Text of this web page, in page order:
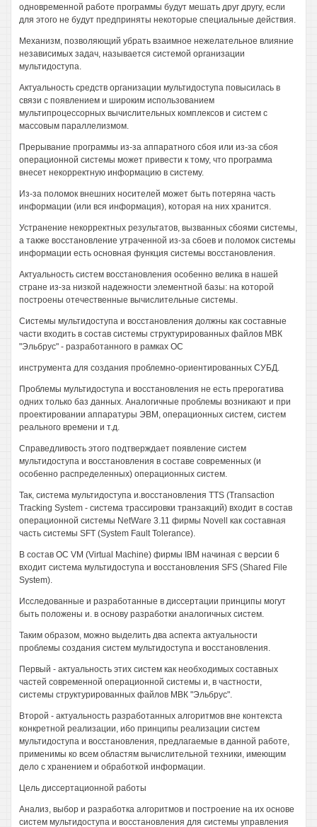
одновременной работе программы будут мешать друг другу, если
для этого не будут предприняты некоторые специальные действия.
Механизм, позволяющий убрать взаимное нежелательное влияние
независимых задач, называется системой организации
мультидоступа.
Актуальность средств организации мультидоступа повысилась в
связи с появлением и широким использованием
мультипроцессорных вычислительных комплексов и систем с
массовым параллелизмом.
Прерывание программы из-за аппаратного сбоя или из-за сбоя
операционной системы может привести к тому, что программа
внесет некорректную информацию в систему.
Из-за поломок внешних носителей может быть потеряна часть
информации (или вся информация), которая на них хранится.
Устранение некорректных результатов, вызванных сбоями системы,
а также восстановление утраченной из-за сбоев и поломок системы
информации есть основная функция системы восстановления.
Актуальность систем восстановления особенно велика в нашей
стране из-за низкой надежности элементной базы: на которой
построены отечественные вычислительные системы.
Системы мультидоступа и восстановления должны как составные
части входить в состав системы структурированных файлов МВК
"Эльбрус" - разработанного в рамках ОС
инструмента для создания проблемно-ориентированных СУБД.
Проблемы мультидоступа и восстановления не есть прерогатива
одних только баз данных. Аналогичные проблемы возникают и при
проектировании аппаратуры ЭВМ, операционных систем, систем
реального времени и т.д.
Справедливость этого подтверждает появление систем
мультидоступа и восстановления в составе современных (и
особенно распределенных) операционных систем.
Так, система мультидоступа и.восстановления TTS (Transaction
Tracking System - система трассировки транзакций) входит в состав
операционной системы NetWare 3.11 фирмы Novell как составная
часть системы SFT (System Fault Tolerance).
В состав ОС VM (Virtual Machine) фирмы IBM начиная с версии 6
входит система мультидоступа и восстановления SFS (Shared File
System).
Исследованные и разработанные в диссертации принципы могут
быть положены и. в основу разработки аналогичных систем.
Таким образом, можно выделить два аспекта актуальности
проблемы создания систем мультидоступа и восстановления.
Первый - актуальность этих систем как необходимых составных
частей современной операционной системы и, в частности,
системы структурированных файлов МВК "Эльбрус".
Второй - актуальность разработанных алгоритмов вне контекста
конкретной реализации, ибо принципы реализации систем
мультидоступа и восстановления, предлагаемые в данной работе,
применимы ко всем областям вычислительной техники, имеющим
дело с хранением и обработкой информации.
Цель диссертационной работы
Анализ, выбор и разработка алгоритмов и построение на их основе
систем мультидоступа и восстановления для системы управления